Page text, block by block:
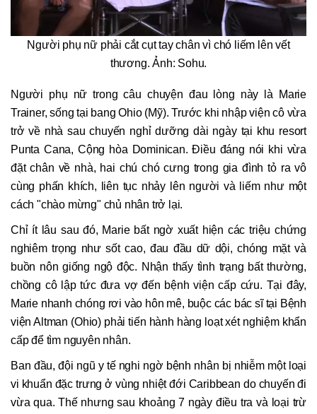
Người phụ nữ phải cắt cụt tay chân vì chó liếm lên vết
thương. Ảnh: Sohu.
Người phụ nữ trong câu chuyện đau lòng này là Marie
Trainer, sống tại bang Ohio (Mỹ). Trước khi nhập viện cô vừa
trở về nhà sau chuyến nghỉ dưỡng dài ngày tại khu resort
Punta Cana, Cộng hòa Dominican. Điều đáng nói khi vừa
đặt chân về nhà, hai chú chó cưng trong gia đình tỏ ra vô
cùng phấn khích, liên tục nhảy lên người và liếm như một
cách "chào mừng" chủ nhân trở lại.
Chỉ ít lâu sau đó, Marie bất ngờ xuất hiện các triệu chứng
nghiêm trọng như sốt cao, đau đầu dữ dội, chóng mặt và
buồn nôn giống ngộ độc. Nhận thấy tình trạng bất thường,
chồng cô lập tức đưa vợ đến bệnh viện cấp cứu. Tại đây,
Marie nhanh chóng rơi vào hôn mê, buộc các bác sĩ tại Bệnh
viện Altman (Ohio) phải tiến hành hàng loạt xét nghiệm khẩn
cấp để tìm nguyên nhân.
Ban đầu, đội ngũ y tế nghi ngờ bệnh nhân bị nhiễm một loại
vi khuẩn đặc trưng ở vùng nhiệt đới Caribbean do chuyến đi
vừa qua. Thế nhưng sau khoảng 7 ngày điều tra và loại trừ